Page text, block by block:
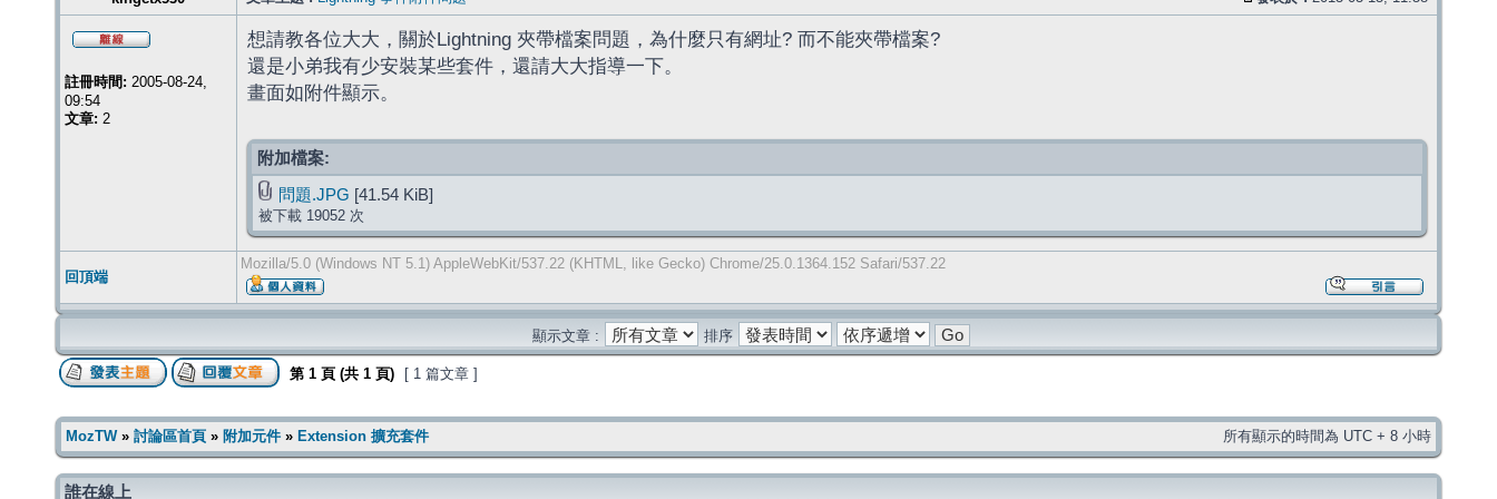
註冊時間: 2005-08-24,
09:54
文章: 2
想請教各位大大，關於Lightning 夾帶檔案問題，為什麼只有網址? 而不能夾帶檔案?
還是小弟我有少安裝某些套件，還請大大指導一下。
畫面如附件顯示。
附加檔案:
問題.JPG [41.54 KiB]
被下載 19052 次
回頂端
Mozilla/5.0 (Windows NT 5.1) AppleWebKit/537.22 (KHTML, like Gecko) Chrome/25.0.1364.152 Safari/537.22
顯示文章 : 排序
第 1 頁 (共 1 頁) [ 1 篇文章 ]
MozTW» 討論區首頁 » 附加元件 » Extension 擴充套件 所有顯示的時間為 UTC + 8 小時
誰在線上